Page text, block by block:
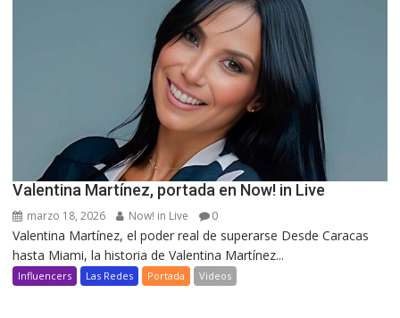
Valentina Martínez, portada en Now! in Live
marzo 18, 2026 Now! in Live 0
Valentina Martínez, el poder real de superarse Desde Caracas
hasta Miami, la historia de Valentina Martínez...
Influencers Las Redes Portada Videos